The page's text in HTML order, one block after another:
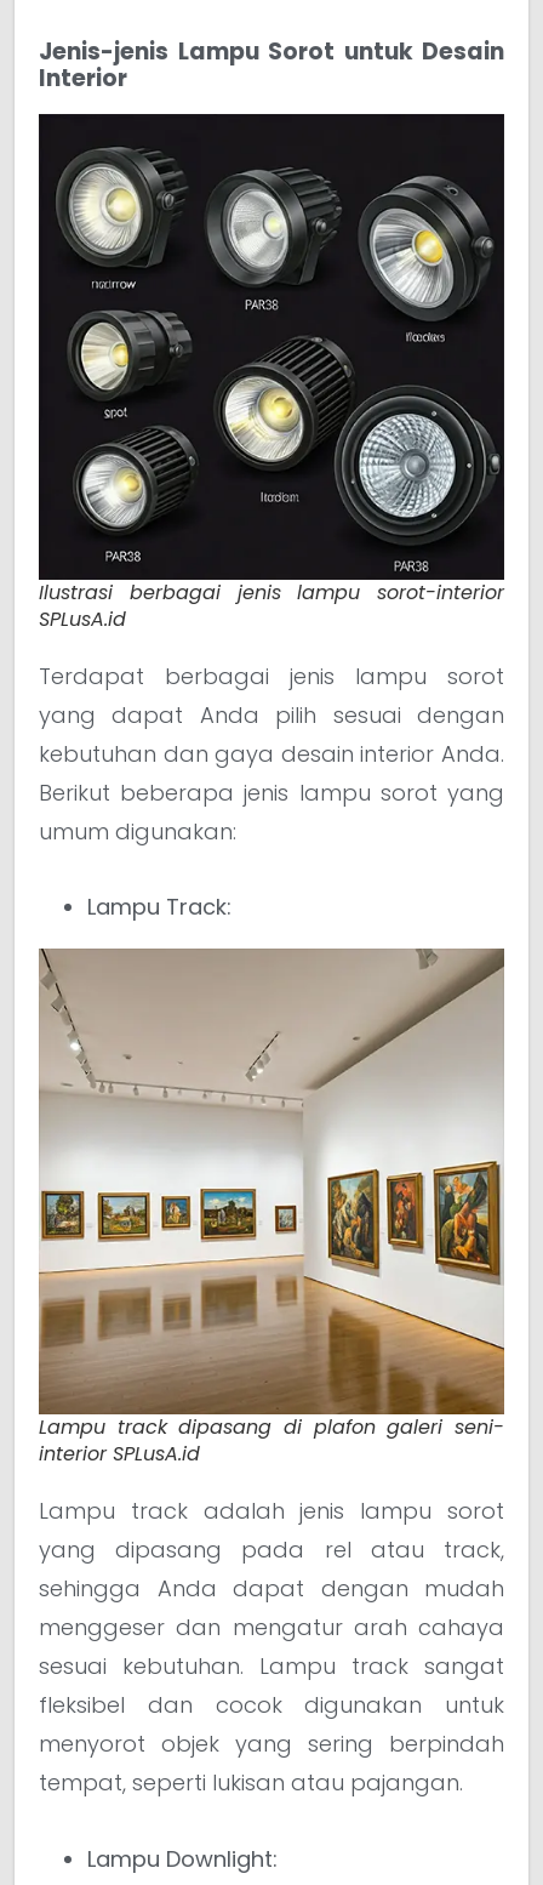
Jenis-jenis Lampu Sorot untuk Desain
Interior
Ilustrasi berbagai jenis lampu sorot-interior
SPLusA.id
Terdapat berbagai jenis lampu sorot
yang dapat Anda pilih sesuai dengan
kebutuhan dan gaya desain interior Anda.
Berikut beberapa jenis lampu sorot yang
umum digunakan:
Lampu Track:
Lampu track dipasang di plafon galeri seni-
interior SPLusA.id
Lampu track adalah jenis lampu sorot
yang dipasang pada rel atau track,
sehingga Anda dapat dengan mudah
menggeser dan mengatur arah cahaya
sesuai kebutuhan. Lampu track sangat
fleksibel dan cocok digunakan untuk
menyorot objek yang sering berpindah
tempat, seperti lukisan atau pajangan.
Lampu Downlight: